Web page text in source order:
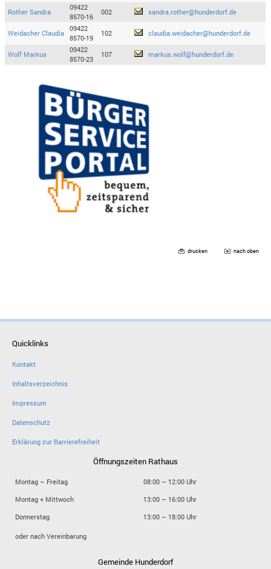
Rother Sandra
09422
8570-16
002 sandra.rother@hunderdorf.de
Weidacher Claudia
09422
8570-19
102 claudia.weidacher@hunderdorf.de
Wolf Markus
09422
8570-23
107 markus.wolf@hunderdorf.de
drucken nach oben
Quicklinks
Kontakt
Inhaltsverzeichnis
Impressum
Datenschutz
Erklärung zur Barrierefreiheit
Öffnungszeiten Rathaus
Montag – Freitag
08:00 – 12:00 Uhr
Montag + Mittwoch
13:00 – 16:00 Uhr
Donnerstag
13:00 – 18:00 Uhr
oder nach Vereinbarung
Gemeinde Hunderdorf